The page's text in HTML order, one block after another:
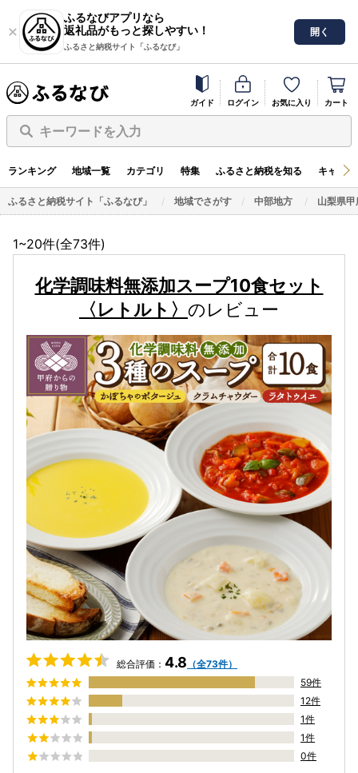
ふるなびアプリなら
返礼品がもっと探しやすい！
ふるさと納税サイト「ふるなび」
開く
ガイド ログイン お気に入り カート
キーワードを入力
ランキング 地域一覧 カテゴリ 特集 ふるさと納税を知る キャン
ふるさと納税サイト「ふるなび」 地域でさがす 中部地方 山梨県甲
1~20件(全73件)
化学調味料無添加スープ10食セット
〈レトルト〉 のレビュー
総合評価： 4.8 （全73件）
59件
12件
1件
1件
0件